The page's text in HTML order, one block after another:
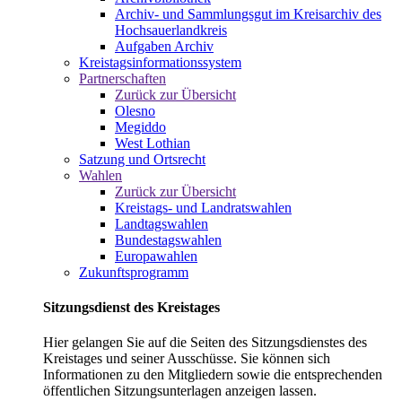
Archiv- und Sammlungsgut im Kreisarchiv des
Hochsauerlandkreis
Aufgaben Archiv
Kreistagsinformationssystem
Partnerschaften
Zurück zur Übersicht
Olesno
Megiddo
West Lothian
Satzung und Ortsrecht
Wahlen
Zurück zur Übersicht
Kreistags- und Landratswahlen
Landtagswahlen
Bundestagswahlen
Europawahlen
Zukunftsprogramm
Sitzungsdienst des Kreistages
Hier gelangen Sie auf die Seiten des Sitzungsdienstes des
Kreistages und seiner Ausschüsse. Sie können sich
Informationen zu den Mitgliedern sowie die entsprechenden
öffentlichen Sitzungsunterlagen anzeigen lassen.